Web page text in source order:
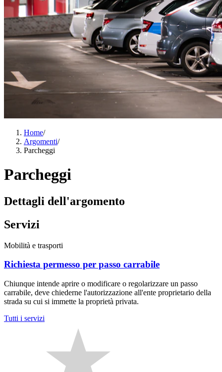
Home/
Argomenti/
Parcheggi
Parcheggi
Dettagli dell'argomento
Servizi
Mobilità e trasporti
Richiesta permesso per passo carrabile
Chiunque intende aprire o modificare o regolarizzare un passo
carrabile, deve chiederne l'autorizzazione all'ente proprietario della
strada su cui si immette la proprietà privata.
Tutti i servizi